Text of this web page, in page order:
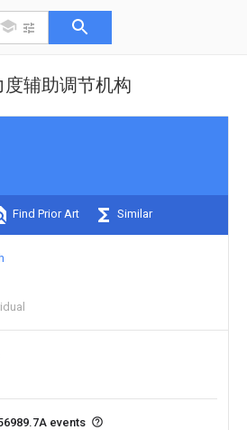
辅助调节机构
Find Prior Art Similar
events